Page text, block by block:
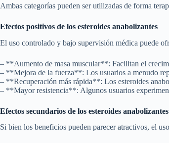
Ambas categorías pueden ser utilizadas de forma
Efectos positivos de los esteroides anabolizantes
El uso controlado y bajo supervisión médica puede
– **Aumento de masa muscular**: Facilitan el
– **Mejora de la fuerza**: Los usuarios a menudo
– **Recuperación más rápida**: Los esteroides
– **Mayor resistencia**: Algunos usuarios
Efectos secundarios de los esteroides anabolizantes
Si bien los beneficios pueden parecer atractivos, el